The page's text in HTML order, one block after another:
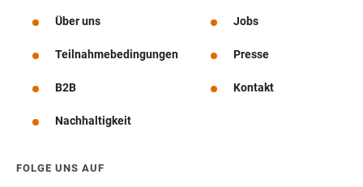
Über uns Jobs
Teilnahmebedingungen Presse
B2B Kontakt
Nachhaltigkeit
FOLGE UNS AUF